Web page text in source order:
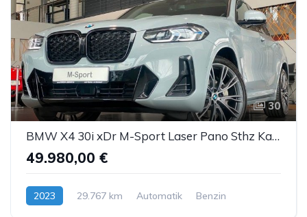
30
BMW X4 30i xDr M-Sport Laser Pano Sthz Kam. H&K ACC
49.980,00 €
2023 29.767 km Automatik Benzin